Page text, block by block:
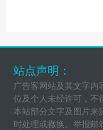
站点声明：
广告客网站及其文字
位及个人未经许可，不
本站部分文字及图片来
时处理或撤换。举报邮